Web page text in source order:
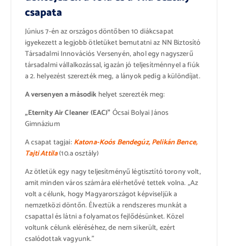
csapata
Június 7-én az országos döntőben 10 diákcsapat
igyekezett a legjobb ötletüket bemutatni az NN Biztosító
Társadalmi Innovációs Versenyén, ahol egy nagyszerű
társadalmi vállalkozással, igazán jó teljesítménnyel a fiúk
a 2. helyezést szerezték meg, a lányok pedig a különdíjat.
A versenyena második helyet szerezték meg:
„Eternity Air Cleaner (EAC)” Ócsai Bolyai János
Gimnázium
A csapat tagjai: Katona-Koós Bendegúz, Pelikán Bence,
Tajti Attila(10.a osztály)
Az ötletük egy nagy teljesítményű légtisztító torony volt,
amit minden város számára elérhetővé tettek volna. „Az
volt a célunk, hogy Magyarországot képviseljük a
nemzetközi döntőn. Élveztük a rendszeres munkát a
csapattal és látni a folyamatos fejlődésünket. Közel
voltunk célunk eléréséhez, de nem sikerült, ezért
csalódottak vagyunk.”